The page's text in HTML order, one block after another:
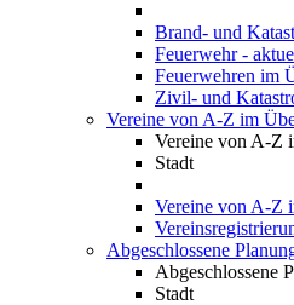
Brand- und
Feuerwehr -
Feuerwehren im
Zivil- und
Vereine von A-Z im
Vereine von A-Z
Stadt
Vereine von A-Z
Abgeschlossene
Abgeschlossene
Stadt